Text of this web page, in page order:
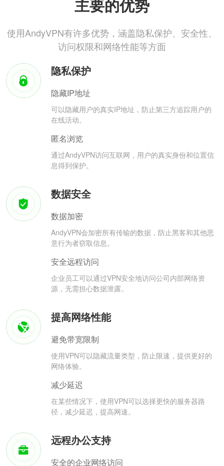
主要的优势
使用AndyVPN有许多优势，涵盖隐私保护、安全性、
访问权限和网络性能等方面
隐私保护
隐藏IP地址
可以隐藏用户的真实IP地址，防止第三方追踪用户的
在线活动。
匿名浏览
通过AndyVPN访问互联网，用户的真实身份和位置信
息得到保护。
数据安全
数据加密
AndyVPN会加密所有传输的数据，防止黑客和其他恶
意行为者窃取信息。
安全远程访问
企业员工可以通过VPN安全地访问公司内部网络资
源，无需担心数据泄露。
提高网络性能
避免带宽限制
使用VPN可以隐藏流量类型，防止限速，提供更好的
网络体验。
减少延迟
在某些情况下，使用VPN可以选择更快的服务器路
径，减少延迟，提高网速。
远程办公支持
安全的企业网络访问